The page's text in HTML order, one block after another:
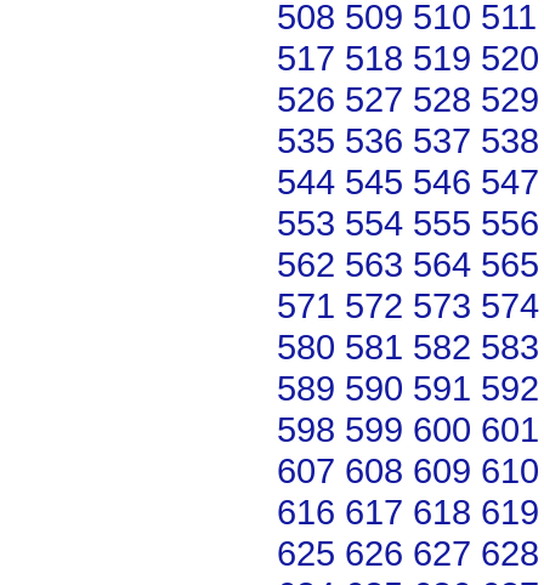
508 509 510 511
517 518 519 520
526 527 528 529
535 536 537 538
544 545 546 547
553 554 555 556
562 563 564 565
571 572 573 574
580 581 582 583
589 590 591 592
598 599 600 601
607 608 609 610
616 617 618 619
625 626 627 628